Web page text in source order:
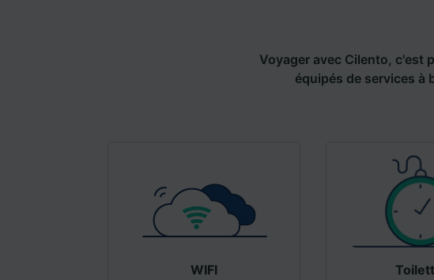
Voyager avec Cilento, c'est
équipés de services à
WIFI
les finalités
Utiliser des données
caractéristiques de
Liste de nos